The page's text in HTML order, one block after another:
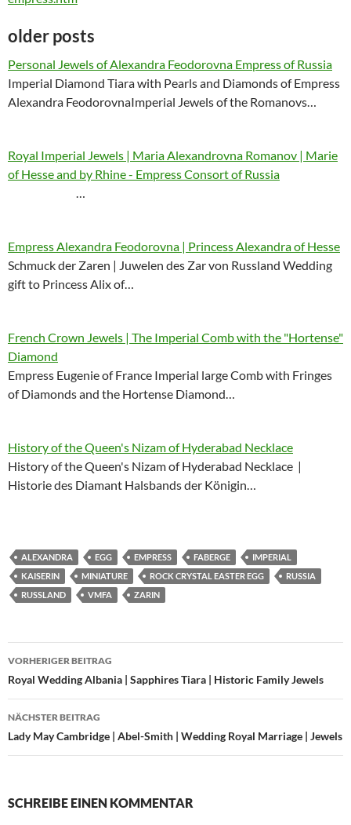
older posts
Personal Jewels of Alexandra Feodorovna Empress of Russia
Imperial Diamond Tiara with Pearls and Diamonds of Empress
Alexandra FeodorovnaImperial Jewels of the Romanovs…
Royal Imperial Jewels | Maria Alexandrovna Romanov | Marie
of Hesse and by Rhine - Empress Consort of Russia
…
Empress Alexandra Feodorovna | Princess Alexandra of Hesse
Schmuck der Zaren | Juwelen des Zar von Russland Wedding
gift to Princess Alix of…
French Crown Jewels | The Imperial Comb with the "Hortense"
Diamond
Empress Eugenie of France Imperial large Comb with Fringes
of Diamonds and the Hortense Diamond…
History of the Queen's Nizam of Hyderabad Necklace
History of the Queen's Nizam of Hyderabad Necklace |
Historie des Diamant Halsbands der Königin…
ALEXANDRA EGG EMPRESS FABERGE
IMPERIAL
KAISERIN
MINIATURE ROCK CRYSTAL EASTER EGG
RUSSIA
RUSSLAND
VMFA ZARIN
Beitragsnavigation
VORHERIGER BEITRAG
Royal Wedding Albania | Sapphires Tiara | Historic Family Jewels
NÄCHSTER BEITRAG
Lady May Cambridge | Abel-Smith | Wedding Royal Marriage | Jewels
SCHREIBE EINEN KOMMENTAR